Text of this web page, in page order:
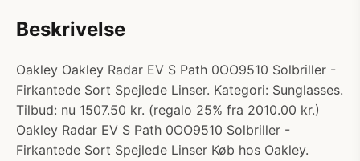
Beskrivelse
Oakley Oakley Radar EV S Path 0OO9510 Solbriller -
Firkantede Sort Spejlede Linser. Kategori: Sunglasses.
Tilbud: nu 1507.50 kr. (regalo 25% fra 2010.00 kr.)
Oakley Radar EV S Path 0OO9510 Solbriller -
Firkantede Sort Spejlede Linser Køb hos Oakley.